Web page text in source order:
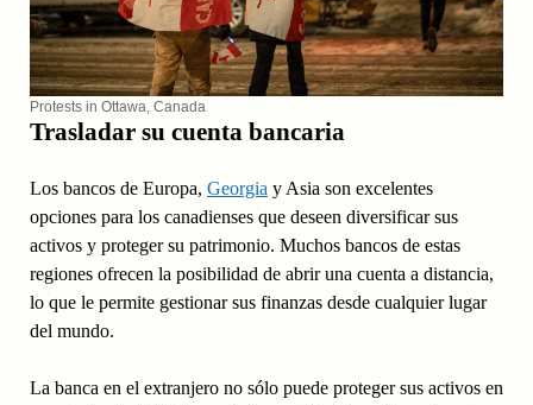
Protests in Ottawa, Canada
Trasladar su cuenta bancaria
Los bancos de Europa, Georgia y Asia son excelentes
opciones para los canadienses que deseen diversificar sus
activos y proteger su patrimonio. Muchos bancos de estas
regiones ofrecen la posibilidad de abrir una cuenta a distancia,
lo que le permite gestionar sus finanzas desde cualquier lugar
del mundo.
La banca en el extranjero no sólo puede proteger sus activos en